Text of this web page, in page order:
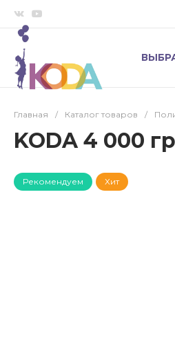
Главная / Каталог товаров /
KODA 4 000
Рекомендуем Хит